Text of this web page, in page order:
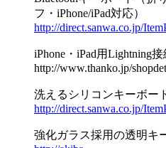
フ・iPhone/iPad対応）
http://direct.sanwa.co.jp/
iPhone・iPad用Lightning
http://www.thanko.jp/
洗えるシリコンキーボー
http://direct.sanwa.co.jp/
強化ガラス採用の透明キ